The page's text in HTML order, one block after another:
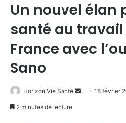
Un nouvel élan
santé au
France avec
Sano
Horizon Vie Santé
Envoyer18 février
2 minutes de lecture